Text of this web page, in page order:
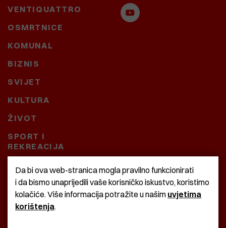
VENTIQUATTRO
OSMRTNICE
KOMUNAL
BIZNIS
SVIJET
KULTURA
ŽIVOT
SPORT I
REKREACIJA
CRNA KRONIKA
BAŠTARDINI I PRAVI
KRASNA ZEMLJA
Da bi ova web-stranica mogla pravilno funkcionirati
i da bismo unaprijedili vaše korisničko iskustvo, koristimo
kolačiće. Više informacija potražite u našim uvjetima
korištenja.